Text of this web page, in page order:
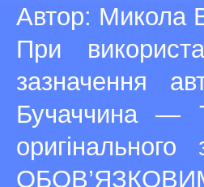
Автор: Микола
При
зазначення
Бучаччина —